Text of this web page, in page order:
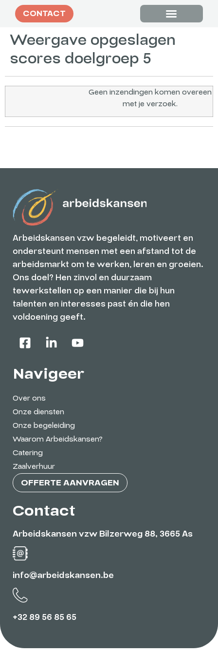
CONTACT
Weergave opgeslagen
scores doelgroep 5
Geen inzendingen komen overeen
met je verzoek.
Arbeidskansen vzw begeleidt, motiveert en
ondersteunt mensen met een afstand tot de
arbeidsmarkt om te werken, leren en groeien.
Ons doel? Hen zinvol en duurzaam
tewerkstellen op een manier die bij hun
talenten en interesses past én die hen
voldoening geeft.
Navigeer
Over ons
Onze diensten
Onze begeleiding
Waarom Arbeidskansen?
Catering
Zaalverhuur
OFFERTE AANVRAGEN
Contact
Arbeidskansen vzw Bilzerweg 88, 3665 As
info@arbeidskansen.be
+32 89 56 85 65